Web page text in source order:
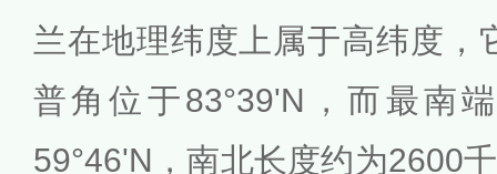
兰在地理纬度上属于高纬度，
普角位于83°39'N，而最南
59°46'N，南北长度约为2600